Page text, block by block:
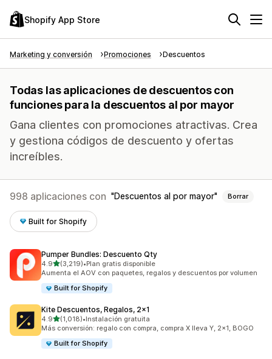
Shopify App Store
Marketing y conversión Promociones Descuentos
Todas las aplicaciones de descuentos con
funciones para la descuentos al por mayor
Gana clientes con promociones atractivas. Crea
y gestiona códigos de descuento y ofertas
increíbles.
998 aplicaciones con Descuentos al por mayor Borrar
Built for Shopify
Pumper Bundles: Descuento Qty
4.9de 5 estrellas
(3,219)
3219 reseñas en total
•Plan gratis disponible
Aumenta el AOV con paquetes, regalos y descuentos por volumen
Built for Shopify
Kite Descuentos, Regalos, 2x1
4.9de 5 estrellas
(1,018)
1018 reseñas en total
•Instalación gratuita
Más conversión: regalo con compra, compra X lleva Y, 2x1, BOGO
Built for Shopify